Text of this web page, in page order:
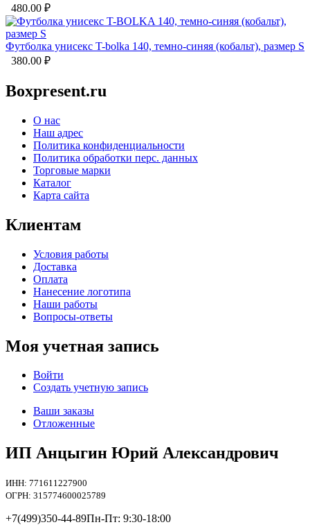
480.00 ₽
Футболка унисекс T-bolka 140, темно-синяя (кобальт), размер S
380.00 ₽
Boxpresent.ru
О нас
Наш адрес
Политика конфиденциальности
Политика обработки перс. данных
Торговые марки
Каталог
Карта сайта
Клиентам
Условия работы
Доставка
Оплата
Нанесение логотипа
Наши работы
Вопросы-ответы
Моя учетная запись
Войти
Создать учетную запись
Ваши заказы
Отложенные
ИП Анцыгин Юрий Александрович
ИНН: 771611227900
ОГРН: 315774600025789
+7(499)350-44-89Пн-Пт: 9:30-18:00